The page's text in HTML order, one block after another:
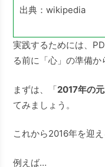
出典：wikipedia
実践するためには、
る前に「心」の準備か
まずは、「2017年の
てみましょう。
これから2016年を迎
例えば…